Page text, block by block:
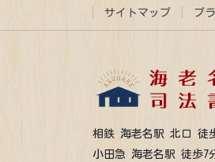
サイトマップ プ
相鉄 海老名駅 北口 徒
小田急 海老名駅 徒歩7